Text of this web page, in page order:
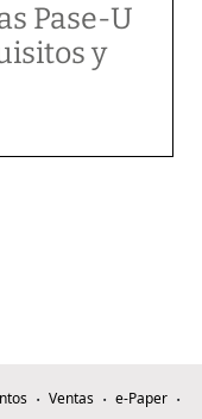
Pase-U
y
Ventas
e-Paper